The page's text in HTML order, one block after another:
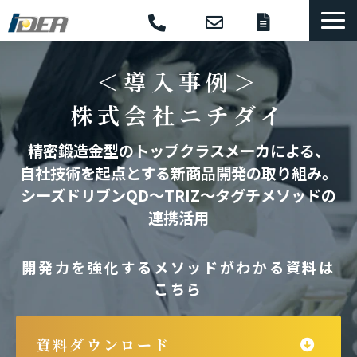
コンサル・研修
選ばれる理由
導入事例
体系的開発手法
支援ソフトウェア
セミナー
お役立ち資料
＜導入事例＞
株式会社ニチダイ
精密鍛造金型のトップクラスメーカによる、
自社技術を起点とする新商品開発の取り組み。
シーズドリブンQD～TRIZ～タグチメソッドの
連携活用
開発力を強化するメソッドがわかる資料は
こちら
資料ダウンロード